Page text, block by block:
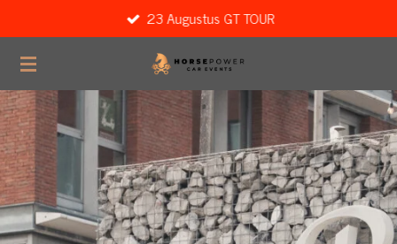
direct
naar
hoofdinhoud
23 Augustus GT TOUR